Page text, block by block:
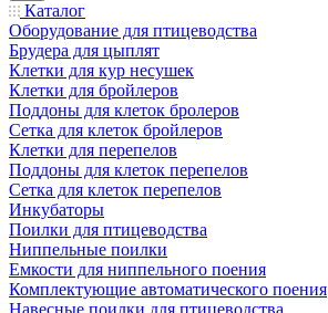
Каталог
Оборудование для птицеводства
Брудера для цыплят
Клетки для кур несушек
Клетки для бройлеров
Поддоны для клеток бролеров
Сетка для клеток бройлеров
Клетки для перепелов
Поддоны для клеток перепелов
Сетка для клеток перепелов
Инкубаторы
Поилки для птицеводства
Ниппельные поилки
Емкости для ниппельного поения
Комплектующие автоматического поения
Навесные поилки для птицеводства